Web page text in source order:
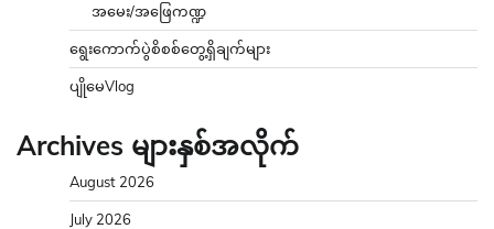
အမေး/အဖြေကဏ္ဍ
ရွေးကောက်ပွဲစိစစ်တွေ့ရှိချက်များ
ပျိုမေVlog
Archives များနှစ်အလိုက်
August 2026
July 2026